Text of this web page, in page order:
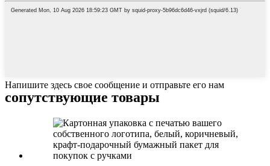
Напишите здесь свое сообщение и отправьте его нам
сопутствующие товары